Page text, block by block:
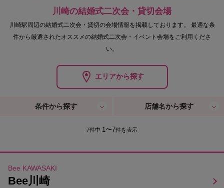
川崎の結婚式二次会・貸切会場
川崎駅周辺の結婚式二次会・貸切の会場情報を掲載しております。
最適な条
件から厳選されたオススメの結婚式二次会・イベント会場をご利用くださ
い。
エリアから探す
条件から探す 店舗名から探す
7件中 1〜7件を表示
Bee KAWASAKI
Bee川崎